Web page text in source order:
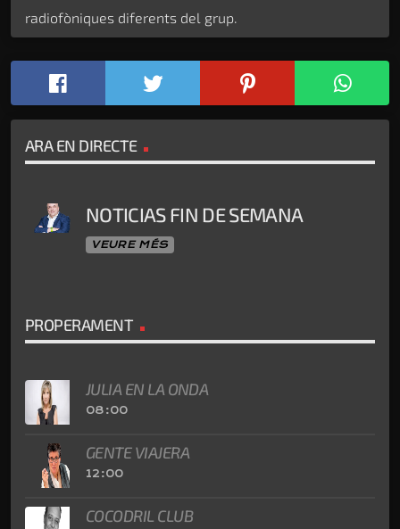
radiofòniques diferents del grup.
ARA EN DIRECTE
NOTICIAS FIN DE SEMANA
VEURE MÉS
PROPERAMENT
JULIA EN LA ONDA
08:00
GENTE VIAJERA
12:00
COCODRIL CLUB